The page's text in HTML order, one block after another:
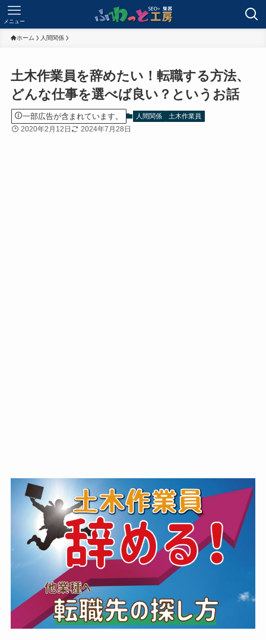
メニュー
ホーム 人間関係
土木作業員を辞めたい！転職する方法、
どんな仕事を選べば良い？というお話
一部広告が含まれています。 人間関係 土木作業員
2020年2月12日 2024年7月28日